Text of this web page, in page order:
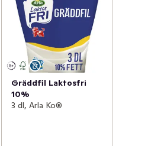
Gräddfil Laktosfri
10%
3 dl, Arla Ko®